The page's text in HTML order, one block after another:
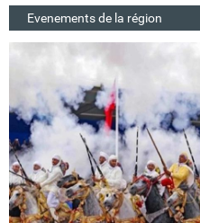
Evenements de la région